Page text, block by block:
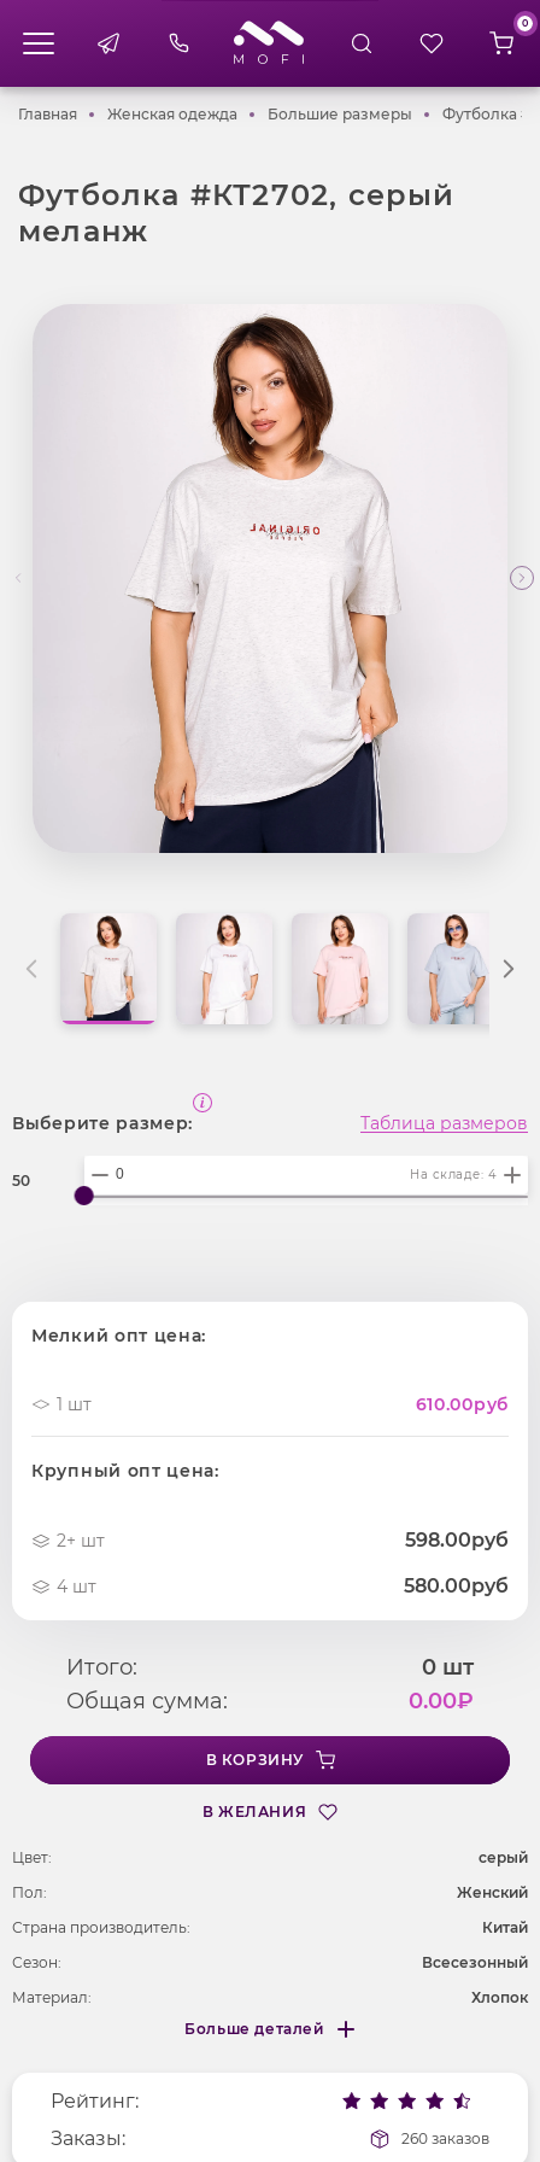
0
ГлавнаяГлавнаяЖенская одежда Женская одежда
Большие размеры Большие
Футболка
Футболка #КТ2702, серый
меланж
Выберите размер: Таблица размеров
50 На складе: 4
Мелкий опт цена:
1 шт 610.00руб
Крупный опт цена:
2+ шт 598.00руб
4 шт 580.00руб
Итого: 0 шт
Общая сумма:
0.00₽
В КОРЗИНУ
В ЖЕЛАНИЯ
Цвет:
серый
Пол:
Женский
Страна производитель:
Китай
Сезон:
Всесезонный
Материал:
Хлопок
Фактура материала
трикотажный
Длина рукава
короткие
Больше деталей
Меньше деталей
Рейтинг:
Заказы:
260 заказов